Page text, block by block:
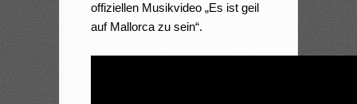
offiziellen Musikvideo „Es ist geil
auf Mallorca zu sein“.